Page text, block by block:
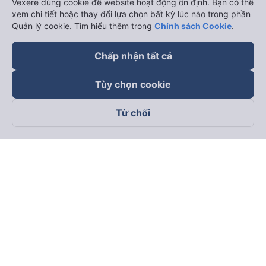
Theo dõi chúng tôi trên
Vexere dùng cookie để website hoạt động ổn định. Bạn có thể
xem chi tiết hoặc thay đổi lựa chọn bất kỳ lúc nào trong phần
Quản lý cookie. Tìm hiểu thêm trong Chính sách Cookie.
Chấp nhận tất cả
Tùy chọn cookie
Từ chối